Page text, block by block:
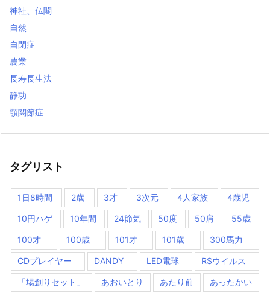
神社、仏閣
自然
自閉症
農業
長寿長生法
静功
顎関節症
タグリスト
1日8時間 2歳 3才 3次元 4人家族 4歳児
10円ハゲ 10年間 24節気 50度 50肩 55歳
100才 100歳 101才 101歳 300馬力
CDプレイヤー DANDY LED電球 RSウイルス
「場創りセット」 あおいとり あたり前 あったかい